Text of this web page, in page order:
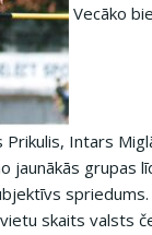
Vecāko
Intars
jaunākās
skaits valsts